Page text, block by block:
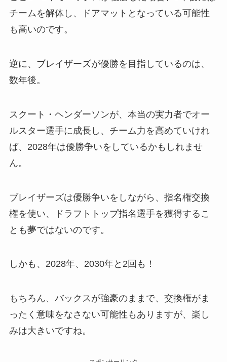
チームを解体し、ドアマットとなっている可能性
も高いのです。
逆に、ブレイザーズが優勝を目指しているのは、
数年後。
スクート・ヘンダーソンが、本当の実力者でオー
ルスター選手に成長し、チーム力を高めていけれ
ば、2028年は優勝争いをしているかもしれませ
ん。
ブレイザーズは優勝争いをしながら、指名権交換
権を使い、ドラフトトップ指名選手を獲得するこ
とも夢ではないのです。
しかも、2028年、2030年と2回も！
もちろん、バックスが強豪のままで、交換権がま
ったく意味をなさない可能性もありますが、楽し
みは大きいですね。